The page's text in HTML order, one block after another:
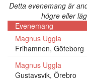
Detta evenemang är
högre eller
Evenemang
Magnus Uggla
Frihamnen, Göteborg
Magnus Uggla
Gustavsvik, Örebro